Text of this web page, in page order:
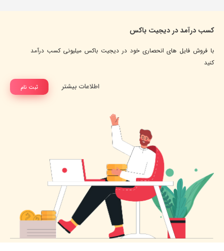
کسب درآمد در دیجیت باکس
با فروش فایل های انحصاری خود در دیجیت باکس میلیونی کسب درآمد
کنید
ثبت نام اطلاعات بیشتر